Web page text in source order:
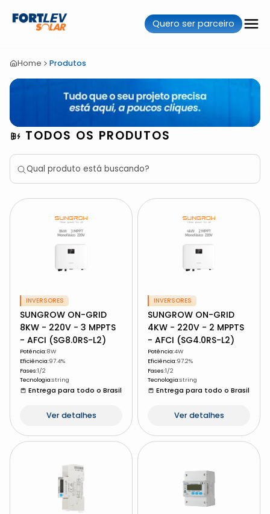
Quero ser parceiro
Home Produtos
TODOS OS PRODUTOS
INVERSORES
SUNGROW ON-GRID
8KW - 220V - 3 MPPTS
- AFCI (SG8.0RS-L2)
Potência:8W
Eficiência:97.4%
Fases:1/2
Tecnologia:string
Entrega para todo o Brasil
Ver detalhes
INVERSORES
SUNGROW ON-GRID
4KW - 220V - 2 MPPTS
- AFCI (SG4.0RS-L2)
Potência:4W
Eficiência:97.2%
Fases:1/2
Tecnologia:string
Entrega para todo o Brasil
Ver detalhes